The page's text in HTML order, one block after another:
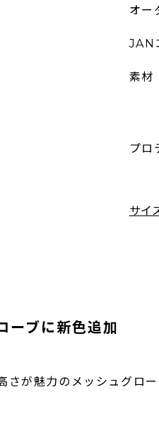
オー
JAN
素材
プロ
サイ
ーブに新色追加
さが魅力のメッシュグロ